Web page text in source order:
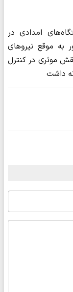
امدادی در
به موقع نیروهای
موثری در کنترل
داشت